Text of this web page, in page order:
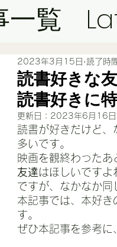
一覧
読書好きな
読書好きに
2023年3月15日 読了時
更新日： 2023年6月16日
読書が好きだけど、
多いです。
映画を観終わった
友達はほしいですよ
ですが、なかなか同
本記事では、本好き
す。
ぜひ本記事を参考に